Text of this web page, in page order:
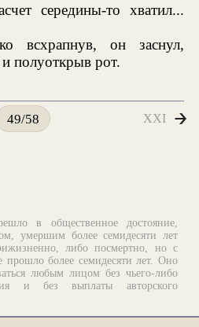
середины-то хватил...
всхрапнув, он заснул,
полуоткрыв рот.
49/58 XXI
в общественное достояние,
умершим более семидесяти лет
либо посмертно, но с
прошло более семидесяти лет. Оно
любым лицом без чьего-либо
и без выплаты авторского